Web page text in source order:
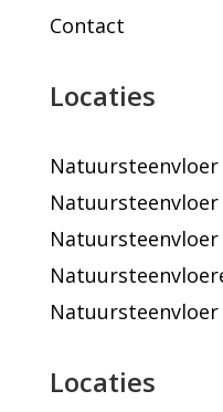
Contact
Locaties
Natuursteenvloer
Natuursteenvloer
Natuursteenvloer
Natuursteenvloer
Locaties